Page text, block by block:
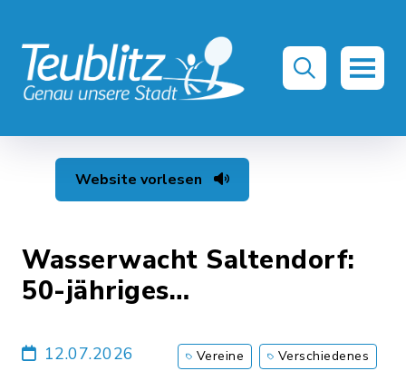
Website vorlesen
Wasserwacht Saltendorf:
50-jähriges
12.07.2026
Vereine Verschiedenes